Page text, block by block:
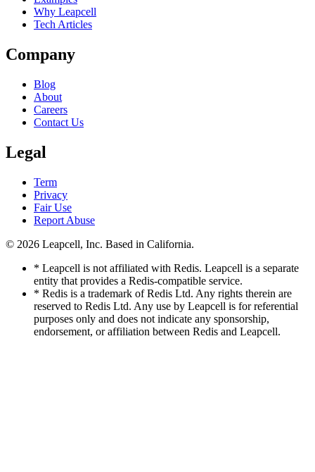
Why Leapcell
Tech Articles
Company
Blog
About
Careers
Contact Us
Legal
Term
Privacy
Fair Use
Report Abuse
© 2026 Leapcell, Inc. Based in California.
* Leapcell is not affiliated with Redis. Leapcell is a separate
entity that provides a Redis-compatible service.
* Redis is a trademark of Redis Ltd. Any rights therein are
reserved to Redis Ltd. Any use by Leapcell is for referential
purposes only and does not indicate any sponsorship,
endorsement, or affiliation between Redis and Leapcell.